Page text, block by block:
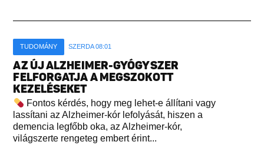
TUDOMÁNY SZERDA 08:01
AZ ÚJ ALZHEIMER-GYÓGYSZER
FELFORGATJA A MEGSZOKOTT
KEZELÉSEKET
Fontos kérdés, hogy meg lehet-e állítani vagy
lassítani az Alzheimer-kór lefolyását, hiszen a
demencia legfőbb oka, az Alzheimer-kór,
világszerte rengeteg embert érint...